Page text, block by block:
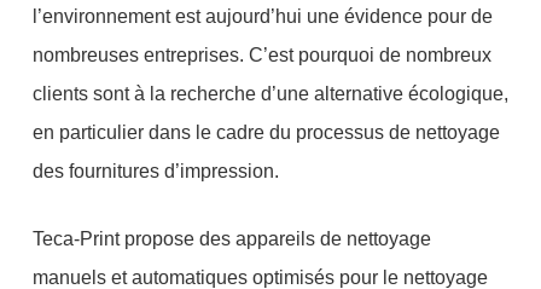
l’environnement est aujourd’hui une évidence pour de
nombreuses entreprises. C’est pourquoi de nombreux
clients sont à la recherche d’une alternative écologique,
en particulier dans le cadre du processus de nettoyage
des fournitures d’impression.
Teca-Print propose des appareils de nettoyage
manuels et automatiques optimisés pour le nettoyage